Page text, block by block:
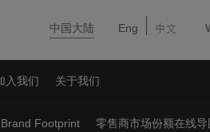
中国大陆 Eng
入我们 关于我们
Brand Footprint 零售商市场份额在线导